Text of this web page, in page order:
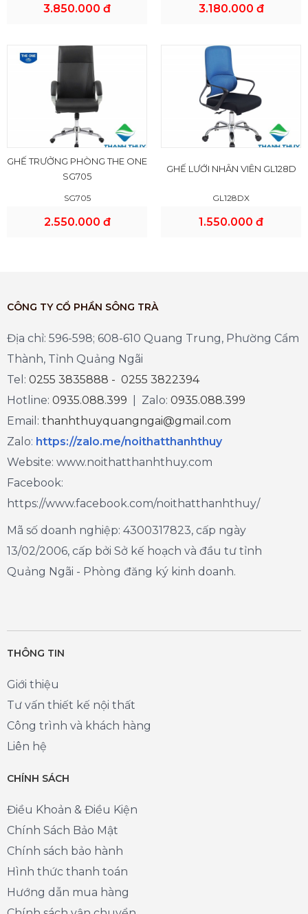
3.850.000 đ 3.180.000 đ
GHẾ TRƯỞNG PHÒNG THE ONE
SG705
SG705
2.550.000 đ
GHẾ LƯỚI NHÂN VIÊN GL128D
GL128DX
1.550.000 đ
CÔNG TY CỔ PHẦN SÔNG TRÀ
Địa chỉ: 596-598; 608-610 Quang Trung, Phường Cẩm
Thành, Tỉnh Quảng Ngãi
Tel: 0255 3835888 - 0255 3822394
Hotline: 0935.088.399 | Zalo: 0935.088.399
Email: thanhthuyquangngai@gmail.com
Zalo: https://zalo.me/noithatthanhthuy
Website: www.noithatthanhthuy.com
Facebook:
https://www.facebook.com/noithatthanhthuy/
Mã số doanh nghiệp: 4300317823, cấp ngày
13/02/2006, cấp bởi Sở kế hoạch và đầu tư tỉnh
Quảng Ngãi - Phòng đăng ký kinh doanh.
THÔNG TIN
Giới thiệu
Tư vấn thiết kế nội thất
Công trình và khách hàng
Liên hệ
CHÍNH SÁCH
Điều Khoản & Điều Kiện
Chính Sách Bảo Mật
Chính sách bảo hành
Hình thức thanh toán
Hướng dẫn mua hàng